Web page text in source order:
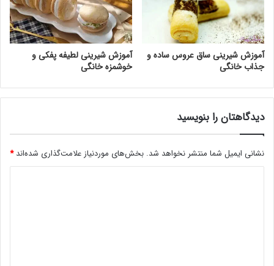
آموزش شیرینی ساق عروس ساده و
جذاب خانگی
آموزش شیرینی لطیفه پفکی و
خوشمزه خانگی
دیدگاهتان را بنویسید
نشانی ایمیل شما منتشر نخواهد شد. بخش‌های موردنیاز علامت‌گذاری شده‌اند*